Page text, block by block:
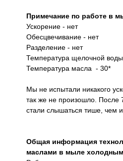
Примечание по работе в
Ускорение - нет
Обесцвечивание - нет
Разделение - нет
Температура щелочной
Температура масла - 30*
Мы не испытали никакого
так же не произошло. После
стали слышаться тише, чем
Общая информация
маслами в мыле